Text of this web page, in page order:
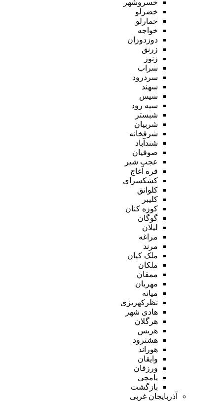
خسروشهر
خضرلو
خمارلو
خواجه
دوزدوزان
زرنق
زنوز
سراب
سردرود
سهند
سیس
سیه رود
شبستر
شربیان
شرفخانه
شندآباد
صوفیان
عجب شیر
قره آغاج
کشکسرای
کلوانق
کلیبر
کوزه کنان
گوگان
لیلان
مراغه
مرند
ملک کیان
ملکان
ممقان
مهربان
میانه
نظرکهریزی
هادی شهر
هرگلان
هریس
هشترود
هوراند
وایقان
ورزقان
یامچی
بازگشت
آذربایجان غربی